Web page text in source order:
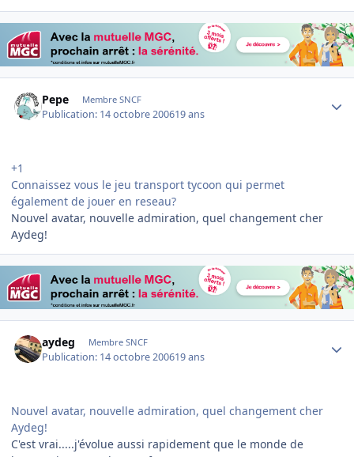
Pepe Membre SNCF
Publication: 14 octobre 200619 ans
+1
Connaissez vous le jeu transport tycoon qui permet
également de jouer en reseau?
Nouvel avatar, nouvelle admiration, quel changement cher
Aydeg!
aydeg Membre SNCF
Publication: 14 octobre 200619 ans
Nouvel avatar, nouvelle admiration, quel changement cher
Aydeg!
C'est vrai.....j'évolue aussi rapidement que le monde de